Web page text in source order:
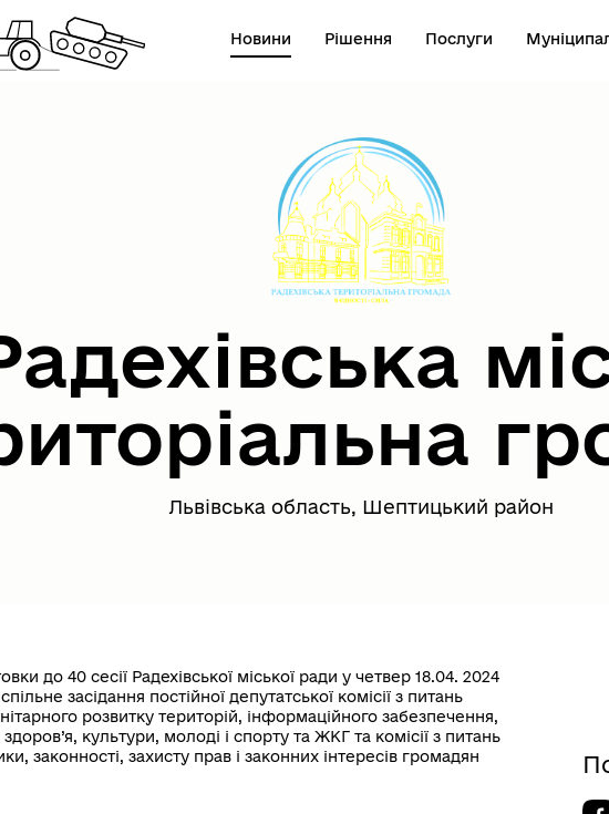
Новини Рішення Послуги
Львівська область, Шептицький район
до 40 сесії Радехівської міської ради у четвер 18.04. 2024
засідання постійної депутатської комісії з питань
розвитку територій, інформаційного забезпечення,
культури, молоді і спорту та ЖКГ та комісії з питань
законності, захисту прав і законних інтересів громадян